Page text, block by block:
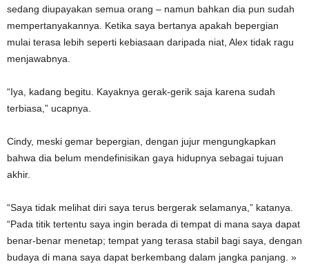
sedang diupayakan semua orang – namun bahkan dia pun sudah
mempertanyakannya. Ketika saya bertanya apakah bepergian
mulai terasa lebih seperti kebiasaan daripada niat, Alex tidak ragu
menjawabnya.
“Iya, kadang begitu. Kayaknya gerak-gerik saja karena sudah
terbiasa,” ucapnya.
Cindy, meski gemar bepergian, dengan jujur ​​mengungkapkan
bahwa dia belum mendefinisikan gaya hidupnya sebagai tujuan
akhir.
“Saya tidak melihat diri saya terus bergerak selamanya,” katanya.
“Pada titik tertentu saya ingin berada di tempat di mana saya dapat
benar-benar menetap; tempat yang terasa stabil bagi saya, dengan
budaya di mana saya dapat berkembang dalam jangka panjang. »